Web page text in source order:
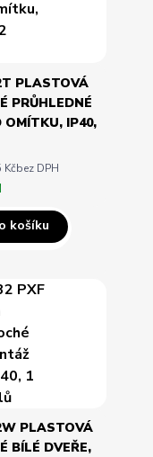
PLASTOVÁ
PRŮHLEDNÉ
OMÍTKU, IP40,
Kčbez DPH
košíku
PLASTOVÁ
BÍLÉ DVEŘE,